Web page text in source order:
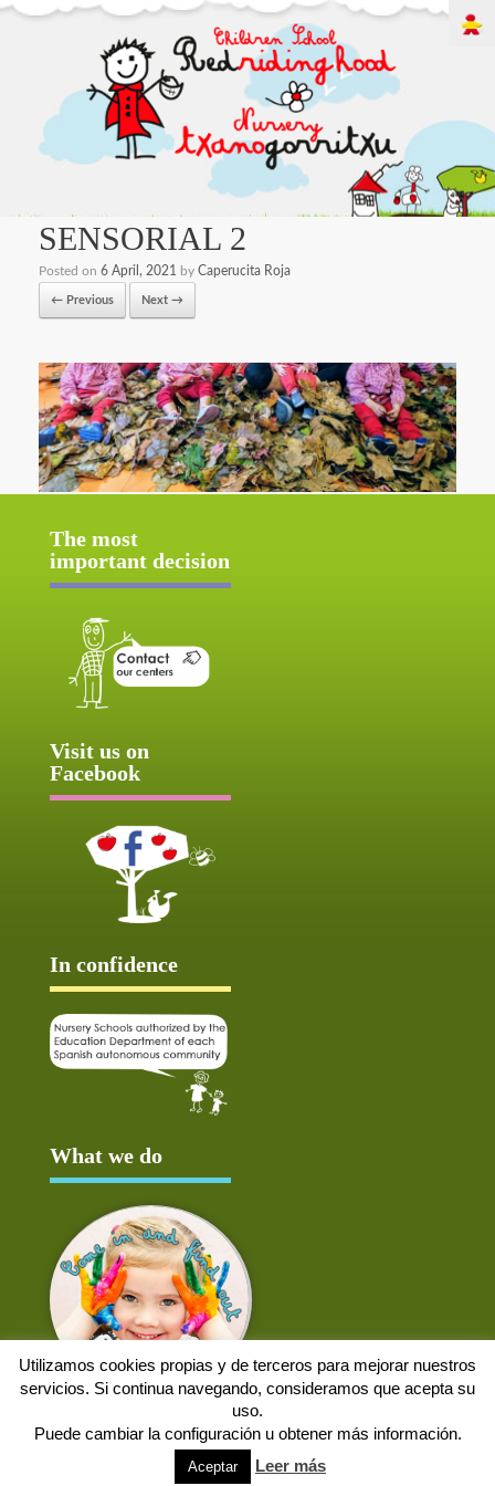
SENSORIAL 2
Posted on 6 April, 2021 by Caperucita Roja
← Previous Next →
The most
important decision
Visit us on
Facebook
In confidence
What we do
Utilizamos cookies propias y de terceros para mejorar nuestros
servicios. Si continua navegando, consideramos que acepta su
uso.
Puede cambiar la configuración u obtener más información.
Aceptar Leer más
Aviso Legal Política de cookies Protección de datos Solicitud de baja